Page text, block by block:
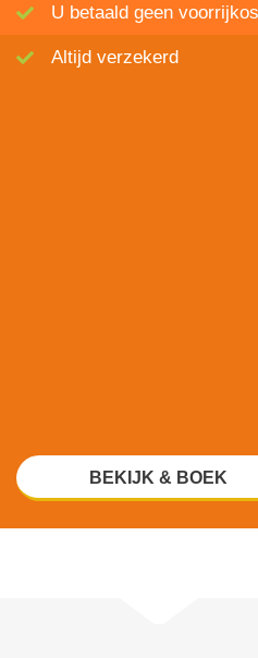
U betaald geen
Altijd verzekerd
BEKIJK & BOEK